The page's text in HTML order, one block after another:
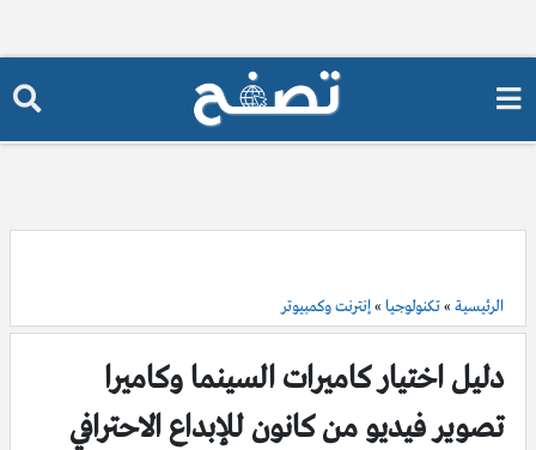
الرئيسية »تكنولوجيا »إنترنت وكمبيوتر
دليل اختيار كاميرات السينما وكاميرا
تصوير فيديو من كانون للإبداع الاحترافي